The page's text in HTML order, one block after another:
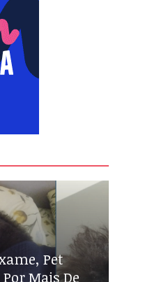
Pet
Mais De